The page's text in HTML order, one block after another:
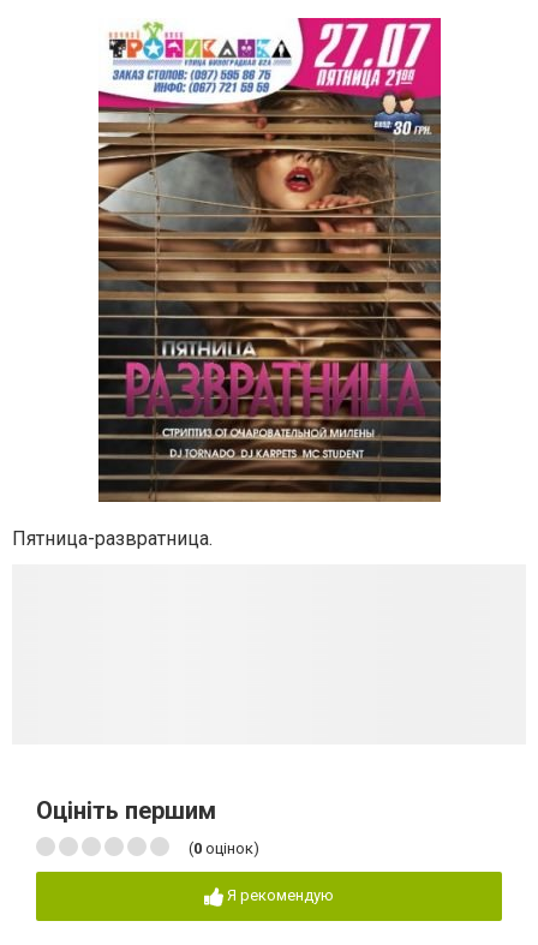
Пятница-развратница.
Оцініть першим
(0 оцінок)
Я рекомендую